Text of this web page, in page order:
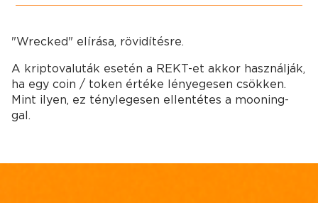
"Wrecked" elírása, rövidítésre.
A kriptovaluták esetén a REKT-et akkor használják,
ha egy coin / token értéke lényegesen csökken.
Mint ilyen, ez ténylegesen ellentétes a mooning-
gal.